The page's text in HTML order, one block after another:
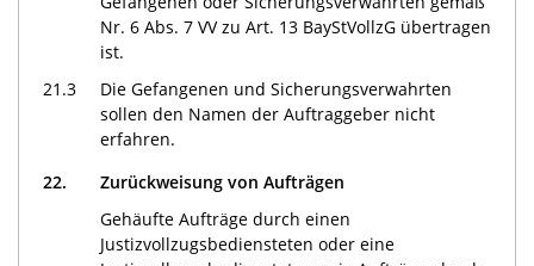
Nr. 6 Abs. 7 VV zu Art. 13 BayStVollzG übertragen
ist.
21.3
Die Gefangenen und Sicherungsverwahrten
sollen den Namen der Auftraggeber nicht
erfahren.
22.
Zurückweisung von Aufträgen
Gehäufte Aufträge durch einen
Justizvollzugsbediensteten oder eine